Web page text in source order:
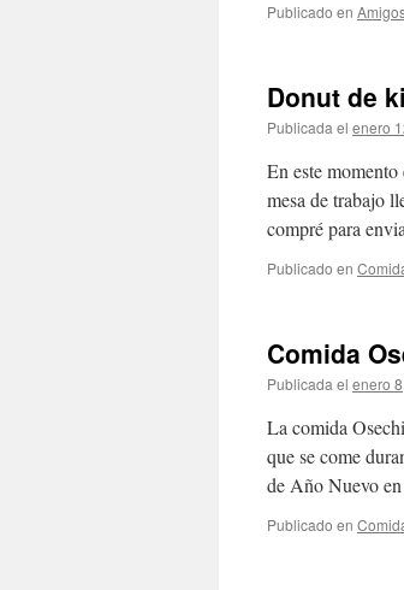
Publicado en
Donut de
Publicada el enero
En este
mesa de trabajo
compré para
Publicado en
Comida
Publicada el enero
La comida
que se come
de Año Nuevo
Publicado en